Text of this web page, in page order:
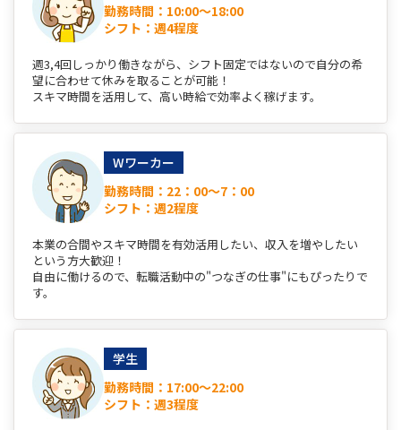
勤務時間：10:00～18:00
シフト：週4程度
週3,4回しっかり働きながら、シフト固定ではないので自分の希
望に合わせて休みを取ることが可能！
スキマ時間を活用して、高い時給で効率よく稼げます。
Wワーカー
勤務時間：22：00～7：00
シフト：週2程度
本業の合間やスキマ時間を有効活用したい、収入を増やしたい
という方大歓迎！
自由に働けるので、転職活動中の"つなぎの仕事"にもぴったりで
す。
学生
勤務時間：17:00～22:00
シフト：週3程度